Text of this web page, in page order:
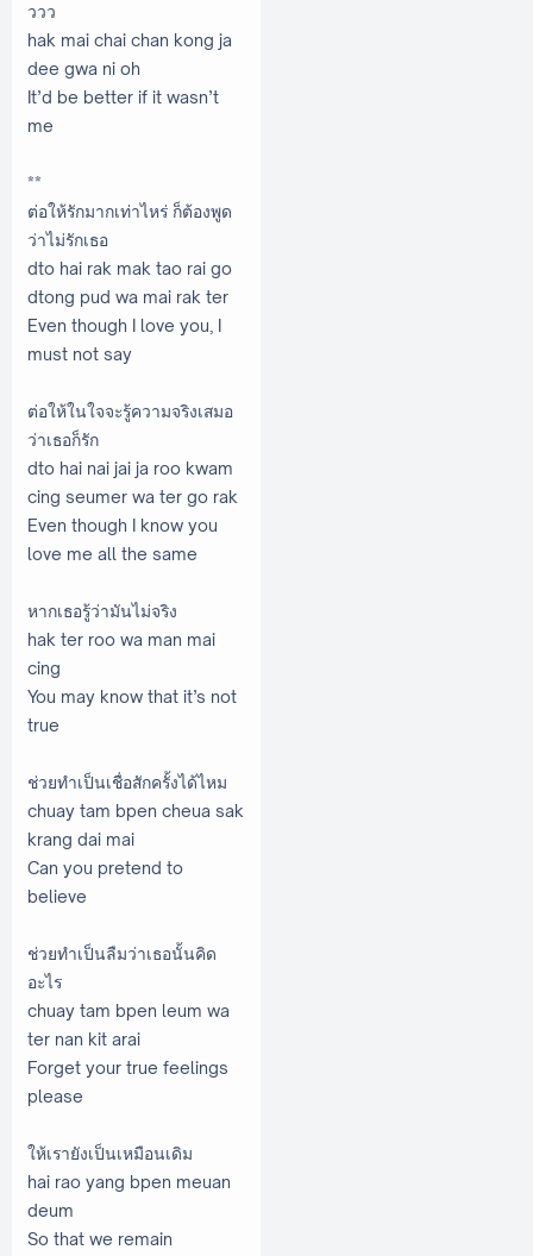
ววว
hak mai chai chan kong ja
dee gwa ni oh
It’d be better if it wasn’t
me
**
ต่อให้รักมากเท่าไหร่ ก็ต้องพูด
ว่าไม่รักเธอ
dto hai rak mak tao rai go
dtong pud wa mai rak ter
Even though I love you, I
must not say
ต่อให้ในใจจะรู้ความจริงเสมอ
ว่าเธอก็รัก
dto hai nai jai ja roo kwam
cing seumer wa ter go rak
Even though I know you
love me all the same
หากเธอรู้ว่ามันไม่จริง
hak ter roo wa man mai
cing
You may know that it’s not
true
ช่วยทำเป็นเชื่อสักครั้งได้ไหม
chuay tam bpen cheua sak
krang dai mai
Can you pretend to
believe
ช่วยทำเป็นลืมว่าเธอนั้นคิด
อะไร
chuay tam bpen leum wa
ter nan kit arai
Forget your true feelings
please
ให้เรายังเป็นเหมือนเดิม
hai rao yang bpen meuan
deum
So that we remain